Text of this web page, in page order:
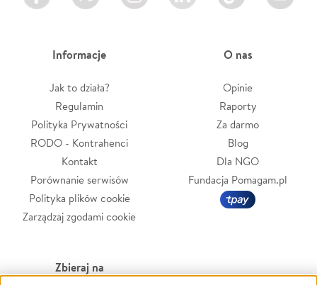
Informacje
Jak to działa?
Regulamin
Polityka Prywatności
RODO - Kontrahenci
Kontakt
Porównanie serwisów
Polityka plików cookie
Zarządzaj zgodami cookie
O nas
Opinie
Raporty
Za darmo
Blog
Dla NGO
Fundacja Pomagam.pl
Zbieraj na